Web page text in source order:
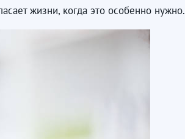
жизни, когда это особенно нужно.